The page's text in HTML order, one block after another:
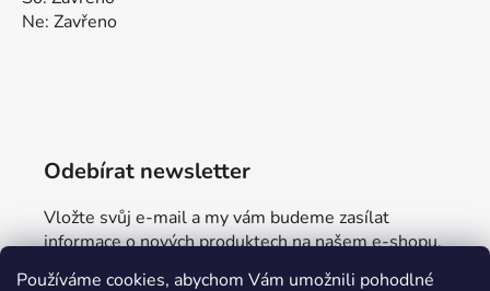
Používáme cookies, abychom Vám umožnili pohodlné
Ne: Zavřeno
Odebírat newsletter
Vložte svůj e-mail a my vám budeme zasílat
informace o nových produktech na našem e-shopu.
E-mail